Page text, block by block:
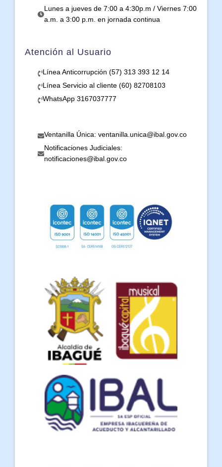
Lunes a jueves de 7:00 a 4:30p.m / Viernes 7:00
a.m. a 3:00 p.m. en jornada continua
Atención al Usuario
Línea Anticorrupción (57) 313 393 12 14
Línea Servicio al cliente (60) 82708103
WhatsApp 3167037777
Ventanilla Única: ventanilla.unica@ibal.gov.co
Notificaciones Judiciales:
notificaciones@ibal.gov.co